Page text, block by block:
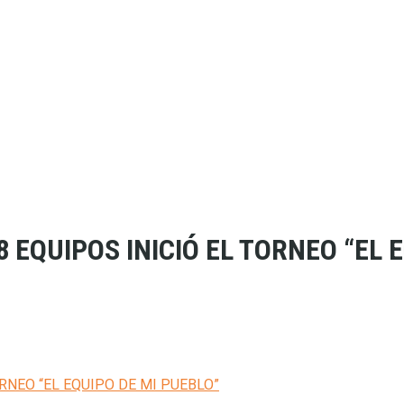
INICIÓ EL TORNEO “EL